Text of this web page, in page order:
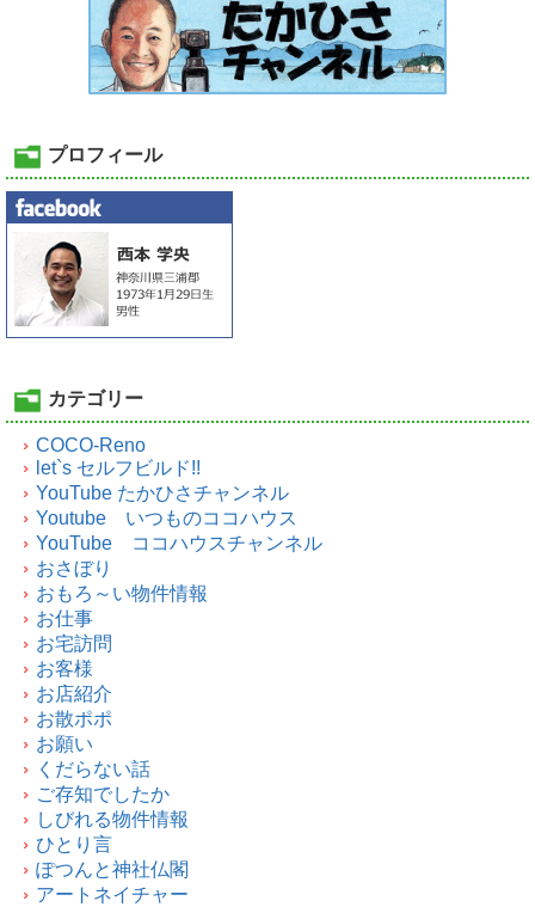
プロフィール
カテゴリー
COCO-Reno
let`s セルフビルド!!
YouTube たかひさチャンネル
Youtube いつものココハウス
YouTube ココハウスチャンネル
おさぼり
おもろ～い物件情報
お仕事
お宅訪問
お客様
お店紹介
お散ポポ
お願い
くだらない話
ご存知でしたか
しびれる物件情報
ひとり言
ぽつんと神社仏閣
アートネイチャー